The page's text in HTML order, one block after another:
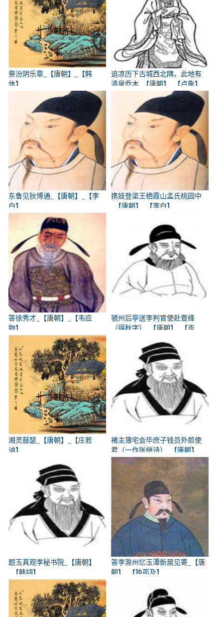
祭汾阴乐章_【唐朝】_【韩
休】
追凉历下古城西北隅，此地有
清泉乔木_【唐朝】_【卢象】
东鲁见狄博通_【唐朝】_【李
白】
携妓登梁王栖霞山孟氏桃园中
_【唐朝】_【李白】
答徐秀才_【唐朝】_【韦应
物】
虢州后亭送李判官使赴晋绛
（得秋字）_【唐朝】_【岑
湘灵鼓瑟_【唐朝】_【庄若
讷】
褚主簿宅会毕庶子钱员外郎使
君（一作张继诗）_【唐朝】
_【韩翃】
题玉真观李秘书院_【唐朝】
_【韩翃】
答李滁州忆玉潭新居见寄_【唐
朝】_【独孤及】